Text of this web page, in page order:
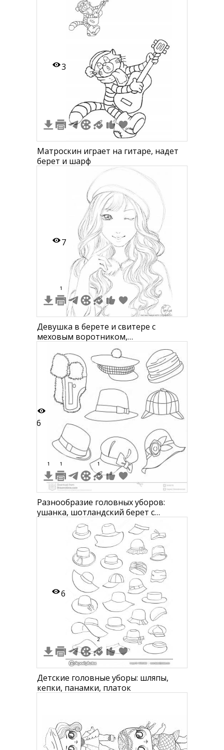
3
Матроскин играет на гитаре, надет
берет и шарф
7
1
Девушка в берете и свитере с
меховым воротником,
подмигивающая, с длинными
волнистыми волосами.
6
1 1 1
Разнообразие головных уборов:
ушанка, шотландский берет с
помпоном, шляпа клош, шляпа с
лентой, плоская кепка, круглая шляпа
с кольцом сбоку, кепи с кнопками,
шляпа с цветком
6
2
Детские головные уборы: шляпы,
кепки, панамки, платок